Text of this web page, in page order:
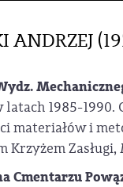
ANDRZEJ
latach 1985-
materiałów i
Krzyżem
Cmentarzu